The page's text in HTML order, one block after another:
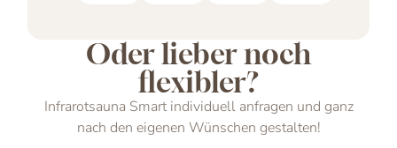
Oder lieber noch
flexibler?
Infrarotsauna Smart individuell anfragen und ganz
nach den eigenen Wünschen gestalten!